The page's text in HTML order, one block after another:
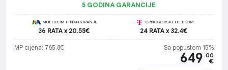
5 GODINA GARANCIJE
MULTICOM FINANSIRANJE
36 RATA x 20.55€
CRNOGORSKI TELEKOM
24 RATA x 32.4€
MP cijena: 765.8€ Sa popustom 15%
649 .00
€